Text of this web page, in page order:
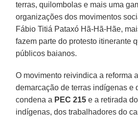
terras, quilombolas e mais uma
organizações dos movimentos
Fábio Titiá Pataxó Hã-Hã-Hãe,
fazem parte do protesto itinerante
públicos baianos.
O movimento reivindica a reforma
demarcação de terras indígenas e
condena a PEC 215 e a retirada
indígenas, dos trabalhadores do